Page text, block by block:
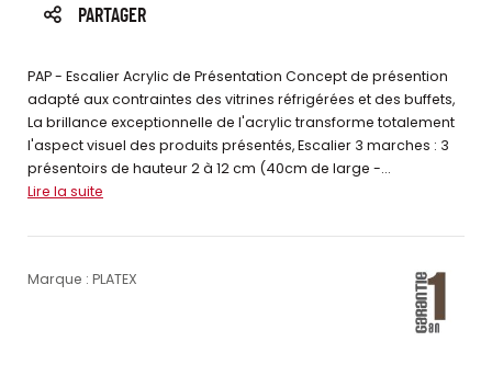
PARTAGER
PAP - Escalier Acrylic de Présentation Concept de présention
adapté aux contraintes des vitrines réfrigérées et des buffets,
La brillance exceptionnelle de l'acrylic transforme totalement
l'aspect visuel des produits présentés, Escalier 3 marches : 3
présentoirs de hauteur 2 à 12 cm (40cm de large -...
Lire la suite
Marque : PLATEX